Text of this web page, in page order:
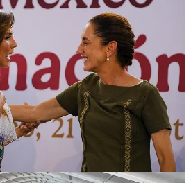
del Ejecutivo precisó: Acudimos
la historia para aportar nuestro esfuerzo
piso de la Cuarta Transformación,
Ningún otro país en el mundo
por una mujer de tantas y tantas